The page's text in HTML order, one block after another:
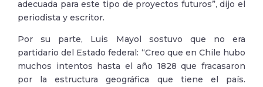
adecuada para este tipo de proyectos futuros”, dijo el
periodista y escritor.
Por su parte, Luis Mayol sostuvo que no era
partidario del Estado federal: “Creo que en Chile hubo
muchos intentos hasta el año 1828 que fracasaron
por la estructura geográfica que tiene el país.